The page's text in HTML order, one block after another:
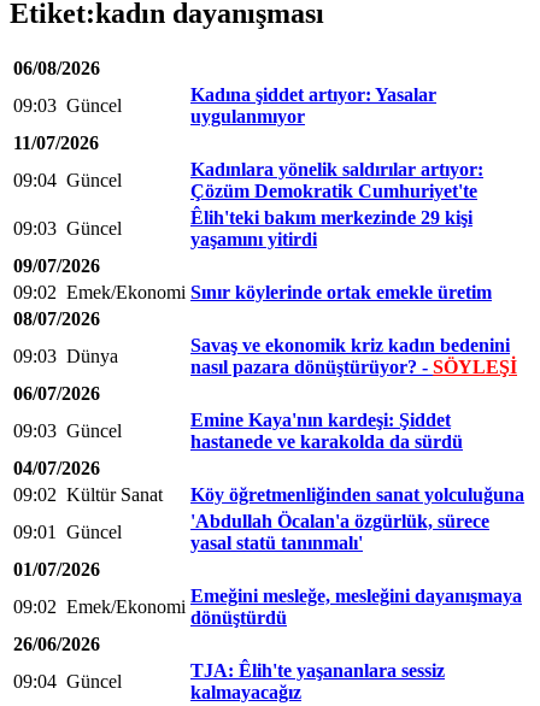
Etiket:kadın dayanışması
06/08/2026
09:03 Güncel
Kadına şiddet artıyor: Yasalar
uygulanmıyor
11/07/2026
09:04 Güncel
Kadınlara yönelik saldırılar artıyor:
Çözüm Demokratik Cumhuriyet'te
09:03 Güncel
Êlih'teki bakım merkezinde 29 kişi
yaşamını yitirdi
09/07/2026
09:02 Emek/Ekonomi Sınır köylerinde ortak emekle üretim
08/07/2026
09:03 Dünya
Savaş ve ekonomik kriz kadın bedenini
nasıl pazara dönüştürüyor? - SÖYLEŞİ
06/07/2026
09:03 Güncel
Emine Kaya'nın kardeşi: Şiddet
hastanede ve karakolda da sürdü
04/07/2026
09:02 Kültür Sanat
Köy öğretmenliğinden sanat yolculuğuna
09:01
Güncel
'Abdullah Öcalan'a özgürlük, sürece
yasal statü tanınmalı'
01/07/2026
09:02 Emek/Ekonomi
Emeğini mesleğe, mesleğini dayanışmaya
dönüştürdü
26/06/2026
09:04 Güncel
TJA: Êlih'te yaşananlara sessiz
kalmayacağız